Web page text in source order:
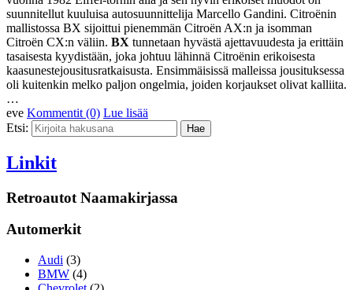
suunnitellut kuuluisa autosuunnittelija Marcello Gandini. Citroënin
mallistossa BX sijoittui pienemmän Citroën AX:n ja isomman
Citroën CX:n väliin. BX tunnetaan hyvästä ajettavuudesta ja erittäin
tasaisesta kyydistään, joka johtuu lähinnä Citroënin erikoisesta
kaasunestejousitusratkaisusta. Ensimmäisissä malleissa jousituksessa
oli kuitenkin melko paljon ongelmia, joiden korjaukset olivat kalliita.
…
eve Kommentit (0) Lue lisää
Etsi:
Linkit
Retroautot Naamakirjassa
Automerkit
Audi (3)
BMW (4)